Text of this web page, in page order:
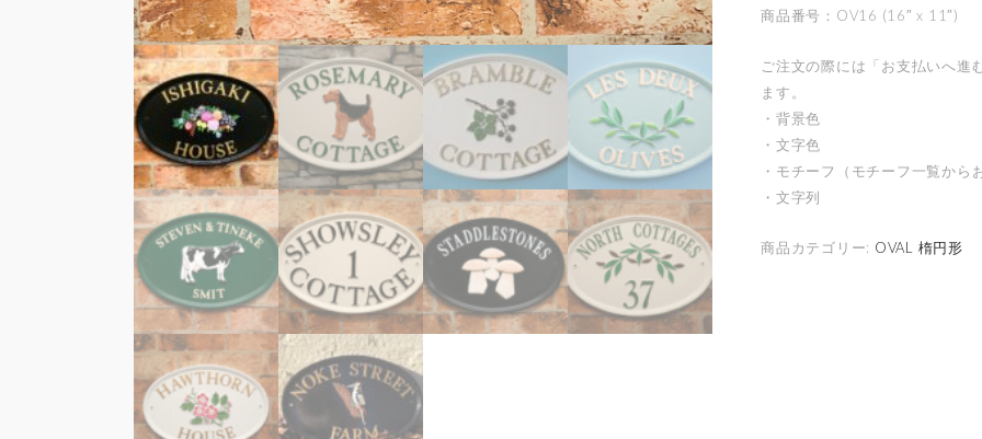
商品番号：OV16 (16″ x 11″)
ご注文の際には「お支払いへ進
ます。
・背景色
・文字色
・モチーフ（モチーフ一覧から
・文字列
商品カテゴリー: OVAL 楕円形